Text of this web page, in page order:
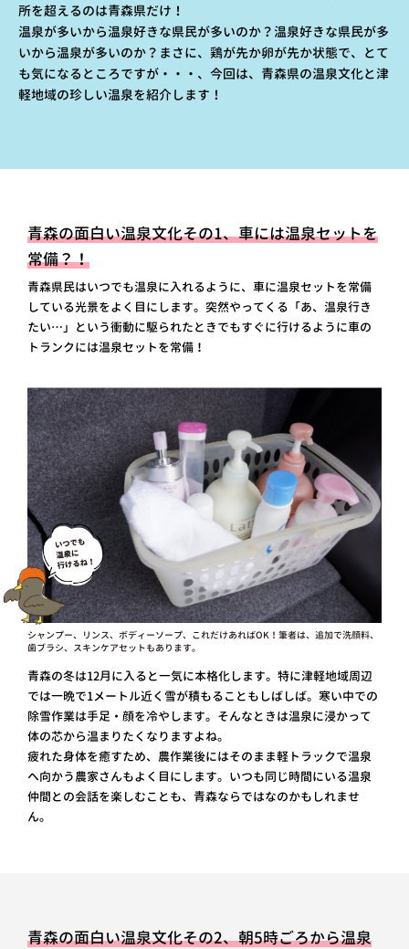
所を超えるのは青森県だけ！
温泉が多いから温泉好きな県民が多いのか？温泉好きな県民が多
いから温泉が多いのか？まさに、鶏が先か卵が先か状態で、とて
も気になるところですが・・・、今回は、青森県の温泉文化と津
軽地域の珍しい温泉を紹介します！
青森の面白い温泉文化その1、車には温泉セットを
常備？！
青森県民はいつでも温泉に入れるように、車に温泉セットを常備
している光景をよく目にします。突然やってくる「あ、温泉行き
たい…」という衝動に駆られたときでもすぐに行けるように車の
トランクには温泉セットを常備！
シャンプー、リンス、ボディーソープ、これだけあればOK！筆者は、追加で洗顔料、
歯ブラシ、スキンケアセットもあります。
青森の冬は12月に入ると一気に本格化します。特に津軽地域周辺
では一晩で1メートル近く雪が積もることもしばしば。寒い中での
除雪作業は手足・顔を冷やします。そんなときは温泉に浸かって
体の芯から温まりたくなりますよね。
疲れた身体を癒すため、農作業後にはそのまま軽トラックで温泉
へ向かう農家さんもよく目にします。いつも同じ時間にいる温泉
仲間との会話を楽しむことも、青森ならではなのかもしれませ
ん。
青森の面白い温泉文化その2、朝5時ごろから温泉